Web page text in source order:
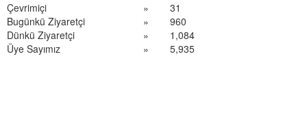
Çevrimiçi »
31
Bugünkü Ziyaretçi
»
960
Dünkü Ziyaretçi
»
1,084
Üye Sayımız
» 5,935